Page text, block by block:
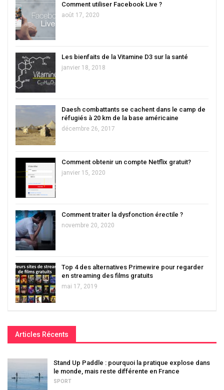
Comment utiliser Facebook Live ?
août 17, 2020
Les bienfaits de la Vitamine D3 sur la santé
janvier 18, 2018
Daesh combattants se cachent dans le camp de
réfugiés à 20 km de la base américaine
décembre 26, 2017
Comment obtenir un compte Netflix gratuit?
janvier 15, 2020
Comment traiter la dysfonction érectile ?
novembre 20, 2020
Top 4 des alternatives Primewire pour regarder
en streaming des films gratuits
mai 17, 2019
Articles Récents
Stand Up Paddle : pourquoi la pratique explose dans
le monde, mais reste différente en France
SPORT